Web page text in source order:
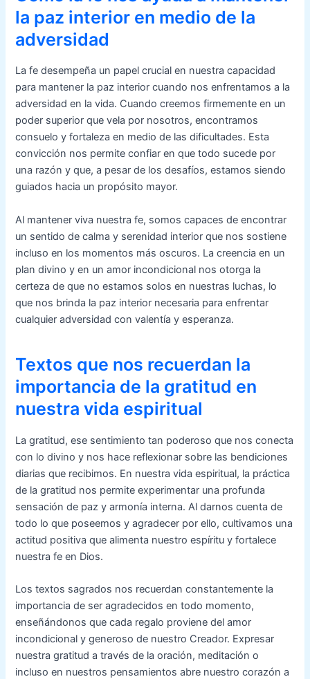
la paz interior en medio de la
adversidad
La fe desempeña un papel crucial en nuestra capacidad
para mantener la paz interior cuando nos enfrentamos a la
adversidad en la vida. Cuando creemos firmemente en un
poder superior que vela por nosotros, encontramos
consuelo y fortaleza en medio de las dificultades. Esta
convicción nos permite confiar en que todo sucede por
una razón y que, a pesar de los desafíos, estamos siendo
guiados hacia un propósito mayor.
Al mantener viva nuestra fe, somos capaces de encontrar
un sentido de calma y serenidad interior que nos sostiene
incluso en los momentos más oscuros. La creencia en un
plan divino y en un amor incondicional nos otorga la
certeza de que no estamos solos en nuestras luchas, lo
que nos brinda la paz interior necesaria para enfrentar
cualquier adversidad con valentía y esperanza.
Textos que nos recuerdan la
importancia de la gratitud en
nuestra vida espiritual
La gratitud, ese sentimiento tan poderoso que nos conecta
con lo divino y nos hace reflexionar sobre las bendiciones
diarias que recibimos. En nuestra vida espiritual, la práctica
de la gratitud nos permite experimentar una profunda
sensación de paz y armonía interna. Al darnos cuenta de
todo lo que poseemos y agradecer por ello, cultivamos una
actitud positiva que alimenta nuestro espíritu y fortalece
nuestra fe en Dios.
Los textos sagrados nos recuerdan constantemente la
importancia de ser agradecidos en todo momento,
enseñándonos que cada regalo proviene del amor
incondicional y generoso de nuestro Creador. Expresar
nuestra gratitud a través de la oración, meditación o
incluso en nuestros pensamientos abre nuestro corazón a